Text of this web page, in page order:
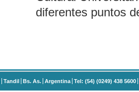
diferentes puntos
Tandil Bs. As. Argentina Tel: (54) (0249) 438 5600